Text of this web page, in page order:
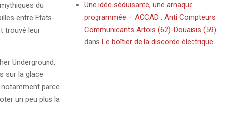
du
entre Etats-
trouvé leur
Underground,
sur la glace
parce
un peu plus la
Une idée séduisante, une arnaque
programmée – ACCAD : Anti Compteurs
Communicants Artois (62)-Douaisis (59)
dans Le boîtier de la discorde électrique